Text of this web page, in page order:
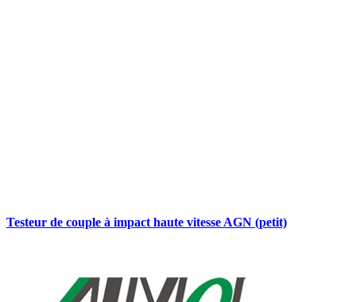
Testeur de couple à impact haute vitesse AGN (petit)